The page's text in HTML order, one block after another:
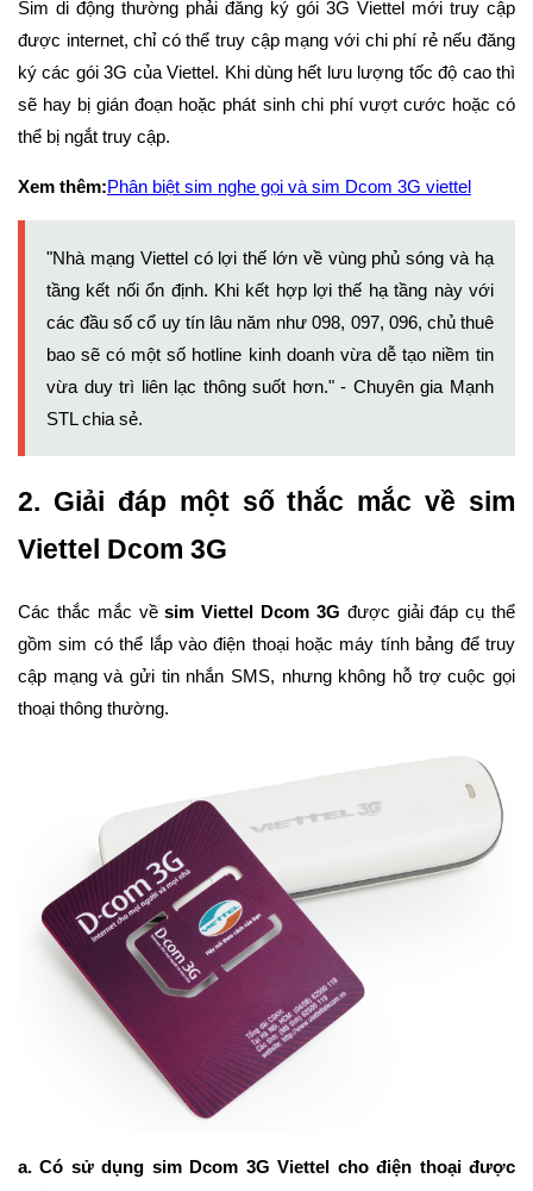
Sim di động thường phải đăng ký gói 3G Viettel mới truy cập
được internet, chỉ có thể truy cập mạng với chi phí rẻ nếu đăng
ký các gói 3G của Viettel. Khi dùng hết lưu lượng tốc độ cao thì
sẽ hay bị gián đoạn hoặc phát sinh chi phí vượt cước hoặc có
thể bị ngắt truy cập.
Xem thêm:Phân biệt sim nghe gọi và sim Dcom 3G viettel
"Nhà mạng Viettel có lợi thế lớn về vùng phủ sóng và hạ
tầng kết nối ổn định. Khi kết hợp lợi thế hạ tầng này với
các đầu số cổ uy tín lâu năm như 098, 097, 096, chủ thuê
bao sẽ có một số hotline kinh doanh vừa dễ tạo niềm tin
vừa duy trì liên lạc thông suốt hơn." - Chuyên gia Mạnh
STL chia sẻ.
2. Giải đáp một số thắc mắc về sim
Viettel Dcom 3G
Các thắc mắc vềsim Viettel Dcom 3G được giải đáp cụ thể
gồm sim có thể lắp vào điện thoại hoặc máy tính bảng để truy
cập mạng và gửi tin nhắn SMS, nhưng không hỗ trợ cuộc gọi
thoại thông thường.
a. Có sử dụng sim Dcom 3G Viettel cho điện thoại được